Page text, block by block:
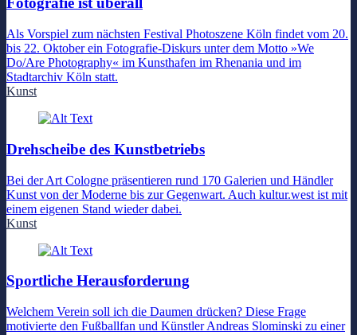
Als Vorspiel zum nächsten Festival Photoszene Köln findet vom 20.
bis 22. Oktober ein Fotografie-Diskurs unter dem Motto »We
Do/Are Photography« im Kunsthafen im Rhenania und im
Stadtarchiv Köln statt.
Kunst
Drehscheibe des Kunstbetriebs
Bei der Art Cologne präsentieren rund 170 Galerien und Händler
Kunst von der Moderne bis zur Gegenwart. Auch kultur.west ist mit
einem eigenen Stand wieder dabei.
Kunst
Sportliche Herausforderung
Welchem Verein soll ich die Daumen drücken? Diese Frage
motivierte den Fußballfan und Künstler Andreas Slominski zu einer